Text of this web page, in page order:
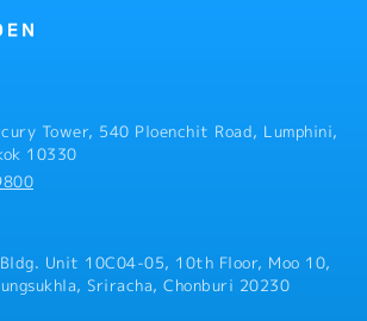
Tower, 540 Ploenchit Road, Lumphini,
10330
Unit 10C04-05, 10th Floor, Moo 10,
Sriracha, Chonburi 20230